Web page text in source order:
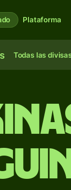
Plataforma
Todas las